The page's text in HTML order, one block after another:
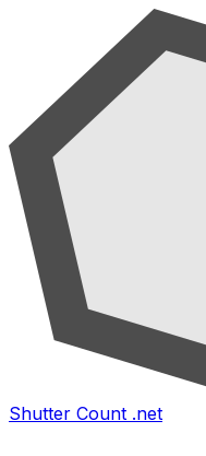
Shutter Count .net